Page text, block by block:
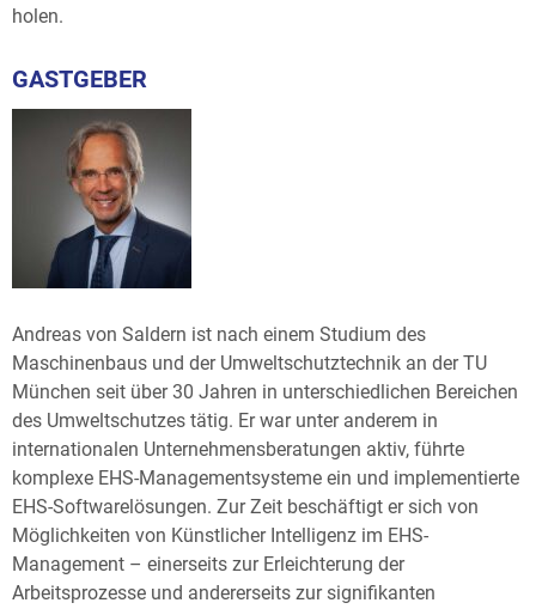
holen.
GASTGEBER
Andreas von Saldern ist nach einem Studium des
Maschinenbaus und der Umweltschutztechnik an der TU
München seit über 30 Jahren in unterschiedlichen Bereichen
des Umweltschutzes tätig. Er war unter anderem in
internationalen Unternehmensberatungen aktiv, führte
komplexe EHS-Managementsysteme ein und implementierte
EHS-Softwarelösungen. Zur Zeit beschäftigt er sich von
Möglichkeiten von Künstlicher Intelligenz im EHS-
Management – einerseits zur Erleichterung der
Arbeitsprozesse und andererseits zur signifikanten